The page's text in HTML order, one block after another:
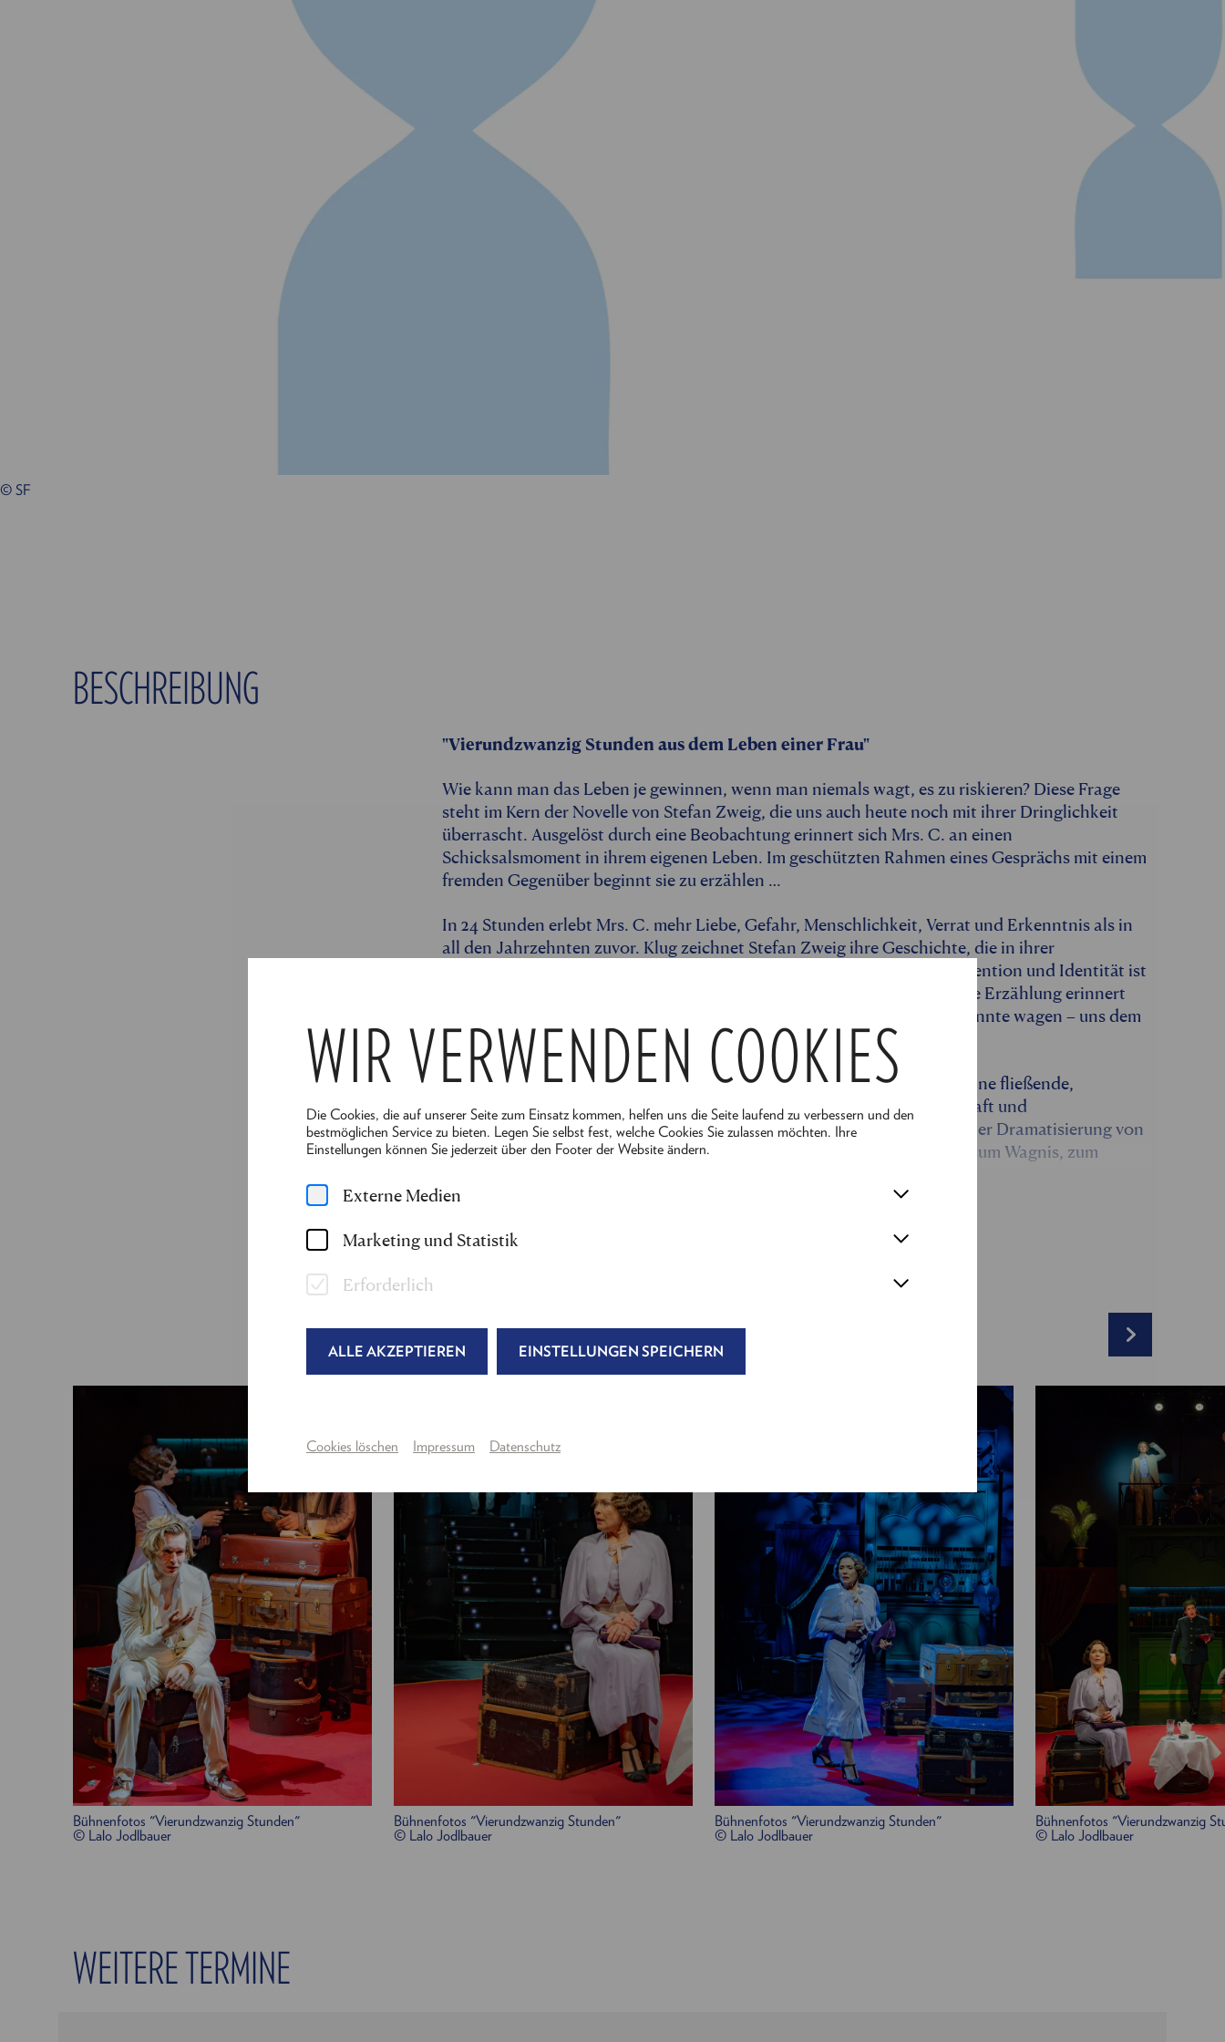
WIR VERWENDEN COOKIES
Die Cookies, die auf unserer Seite zum Einsatz kommen, helfen uns die Seite laufend zu verbessern und den
bestmöglichen Service zu bieten. Legen Sie selbst fest, welche Cookies Sie zulassen möchten. Ihre
Einstellungen können Sie jederzeit über den Footer der Website ändern.
Externe Medien
Marketing und Statistik
Erforderlich
ALLE AKZEPTIEREN EINSTELLUNGEN SPEICHERN
Cookies löschen Impressum Datenschutz
© SF
BESCHREIBUNG
"Vierundzwanzig Stunden aus dem Leben einer Frau"
Wie kann man das Leben je gewinnen, wenn man niemals wagt, es zu riskieren? Diese Frage
steht im Kern der Novelle von Stefan Zweig, die uns auch heute noch mit ihrer Dringlichkeit
überrascht. Ausgelöst durch eine Beobachtung erinnert sich Mrs. C. an einen
Schicksalsmoment in ihrem eigenen Leben. Im geschützten Rahmen eines Gesprächs mit einem
fremden Gegenüber beginnt sie zu erzählen …
In 24 Stunden erlebt Mrs. C. mehr Liebe, Gefahr, Menschlichkeit, Verrat und Erkenntnis als in
all den Jahrzehnten zuvor. Klug zeichnet Stefan Zweig ihre Geschichte, die in ihrer
Individualität für das Ganze steht. Gefangen im Konflikt zwischen Konvention und Identität ist
Mrs. C. Beispiel für die Sehnsucht nach innerer und äußerer Freiheit. Ihre Erzählung erinnert
daran, dass wir erst dann wirklich am Leben sind, wenn wir das Unbekannte wagen – uns dem
Fluss des Lebens hingeben und überlassen.
Für die Bühne ist diese Geschichte ein Geschenk: Vor uns eröffnet sich eine fließende,
spielerische Welt, die uns mitzieht in die Tiefen menschlicher Leidenschaft und
Zerbrechlichkeit. Stefan Zweigs vibrierender Text verwandelt sich in einer Dramatisierung von
Thomas Kahry in ein atmosphärisches Erlebnis und lädt ein zum Tanz, zum Wagnis, zum
Maske : Isabella Gajcic (u.a.)
Licht:
Marcus Loran
Dramaturgie & Regieassistenz:Julia Wagner
---
Mrs. C.:Julia Stemberger
Teo: Nils Arztmann
Agnes: Sona MacDonald
Älterer Gentleman, Bandleader:
Roman Frankl
Lobby Boy, Georges, Croupier: Alex Kapl
Schlagwerk:Teresa Müllner
Bühnenfotos "Vierundzwanzig Stunden"
© Lalo Jodlbauer
Bühnenfotos "Vierundzwanzig Stunden"
© Lalo Jodlbauer
Bühnenfotos "Vierundzwanzig Stunden"
© Lalo Jodlbauer
Bühnenfotos "Vierundzwanzig
© Lalo Jodlbauer
WEITERE TERMINE